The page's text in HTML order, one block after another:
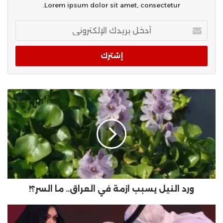
Lorem ipsum dolor sit amet, consectetur.
بريدك
الإلكتروني
ورد النيل يسبب ازمة في العراق.. ما السر؟!